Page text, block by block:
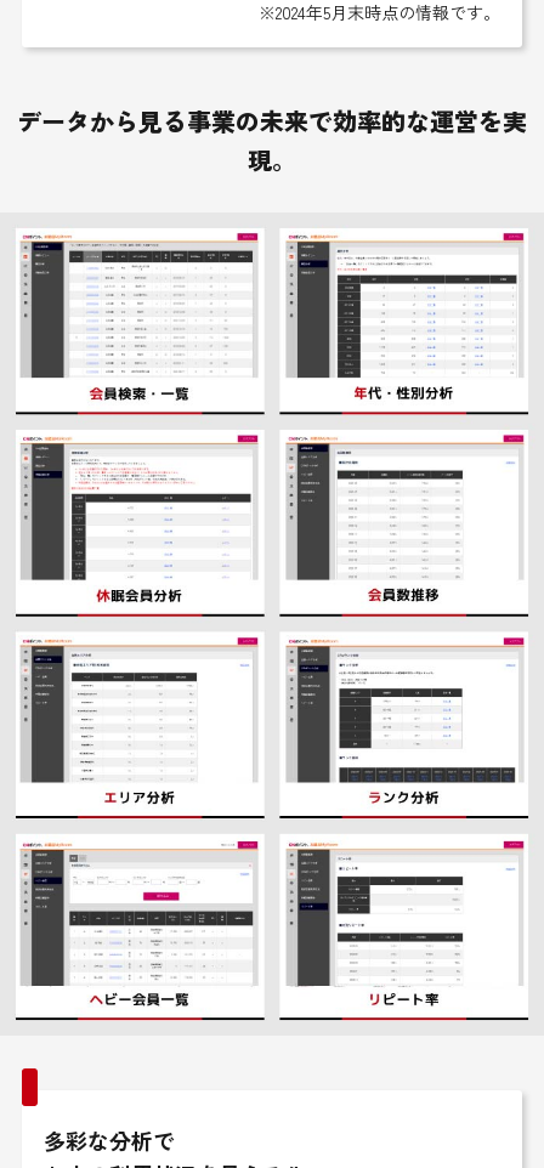
※2024年5月末時点の情報です。
データから見る事業の未来で効率的な運営を実
現。
多彩な分析で